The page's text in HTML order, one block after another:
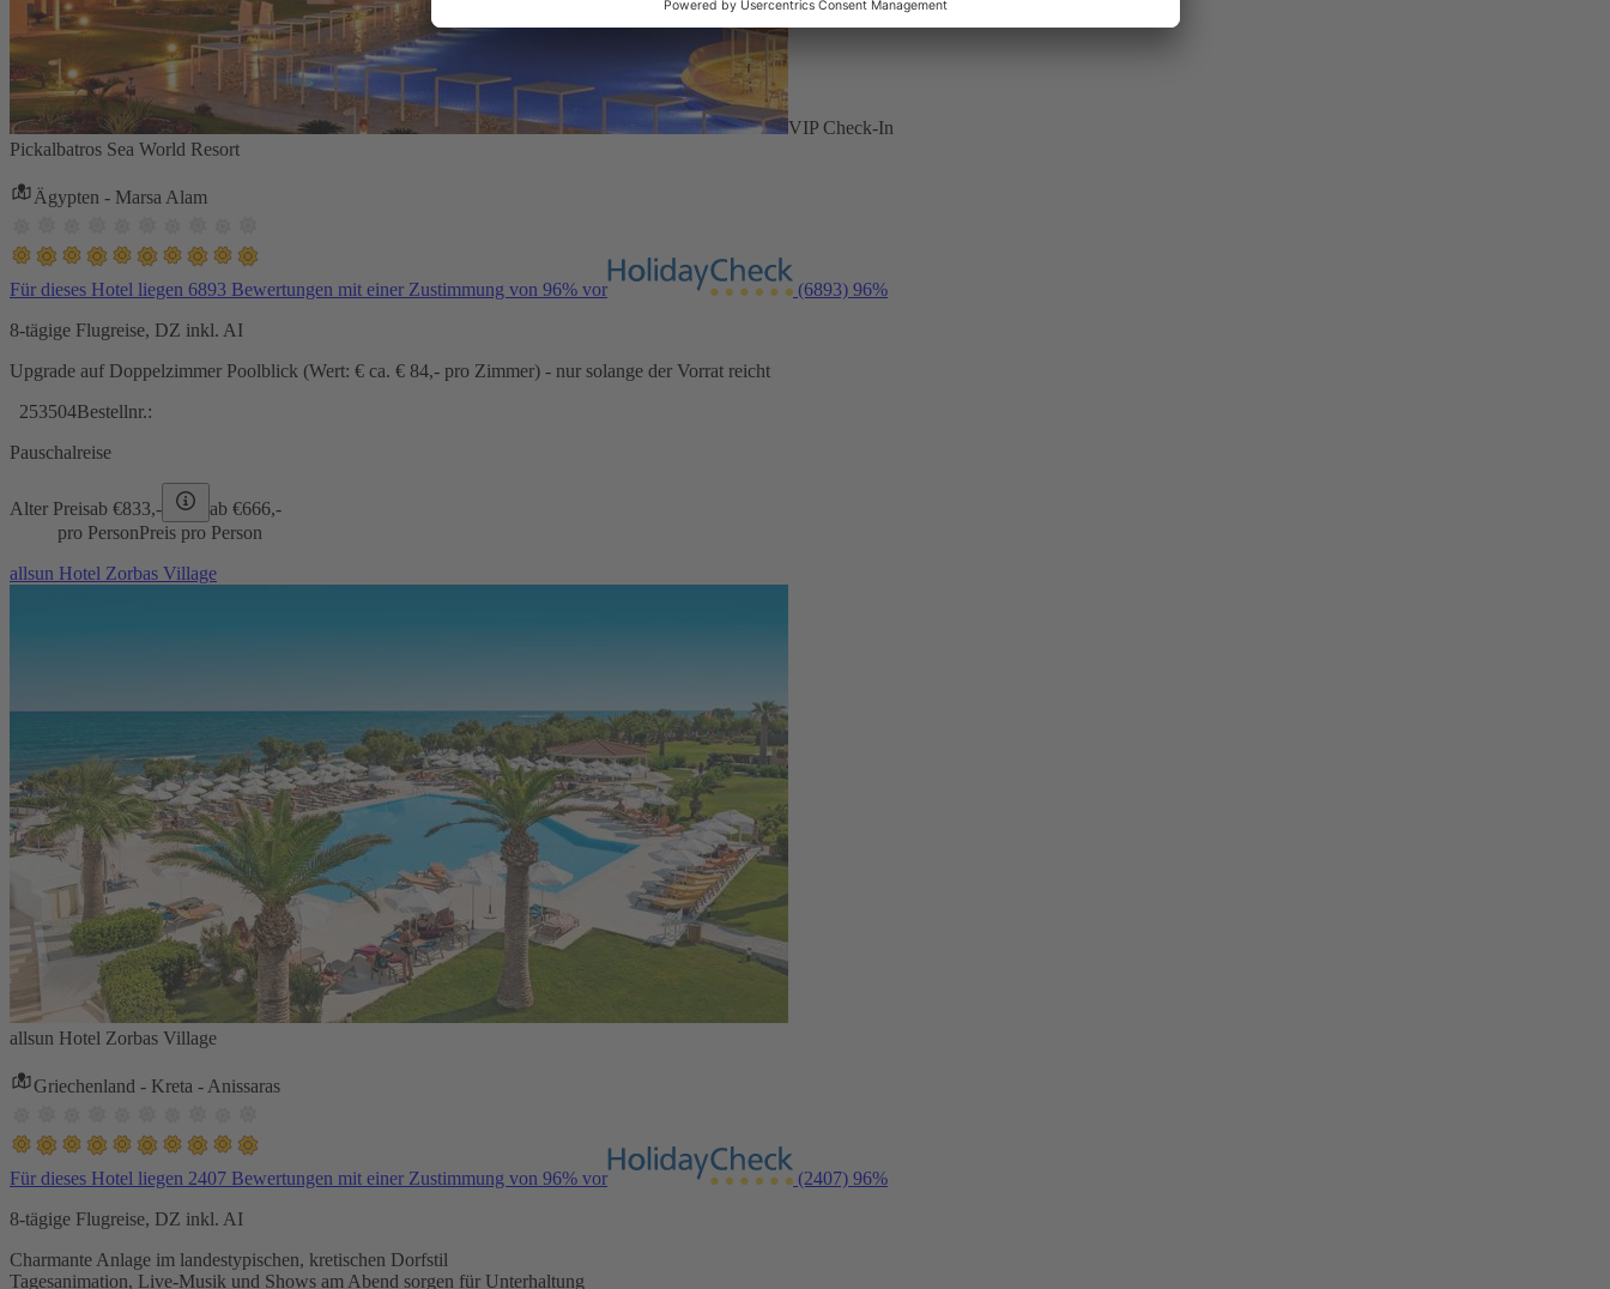
VIP Check-In
Pickalbatros Sea World Resort
Ägypten - Marsa Alam
Für dieses Hotel liegen 6893 Bewertungen mit einer Zustimmung von 96% vor (6893) 96%
8-tägige Flugreise, DZ inkl. AI
Upgrade auf Doppelzimmer Poolblick (Wert: € ca. € 84,- pro Zimmer) - nur solange der Vorrat reicht
253504Bestellnr.:
Pauschalreise
Alter Preisab €833,- ab €666,-
pro PersonPreis pro Person
allsun Hotel Zorbas Village
allsun Hotel Zorbas Village
Griechenland - Kreta - Anissaras
Für dieses Hotel liegen 2407 Bewertungen mit einer Zustimmung von 96% vor (2407) 96%
8-tägige Flugreise, DZ inkl. AI
Charmante Anlage im landestypischen, kretischen Dorfstil
Tagesanimation, Live-Musik und Shows am Abend sorgen für Unterhaltung